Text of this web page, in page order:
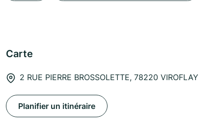
Carte
2 RUE PIERRE BROSSOLETTE, 78220 VIROFLAY
Planifier un itinéraire